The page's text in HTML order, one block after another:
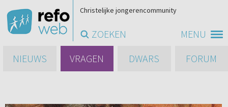
MENU
Christelijke jongerencommunity
ZOEKEN
NIEUWS
VRAGEN DWARS FORUM